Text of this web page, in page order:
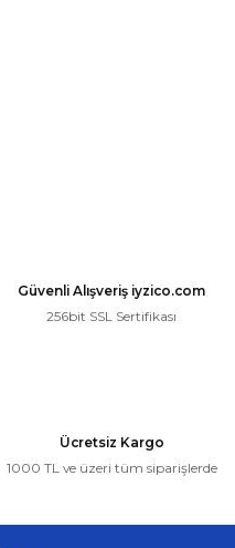
Güvenli Alışveriş iyzico.com
256bit SSL Sertifikası
Ücretsiz Kargo
1000 TL ve üzeri tüm siparişlerde